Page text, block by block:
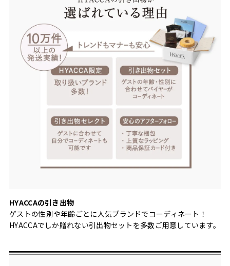
HYACCAの引き出物
ゲストの性別や年齢ごとに人気ブランドでコーディネート！
HYACCAでしか贈れない引出物セットを多数ご用意しています。